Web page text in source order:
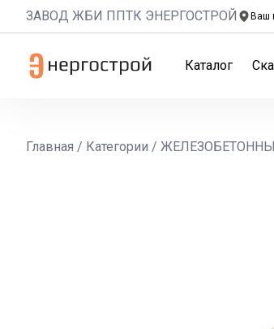
ЗАВОД ЖБИ ППТК ЭНЕРГОСТРОЙ Ваш
Каталог
Главная / Категории /